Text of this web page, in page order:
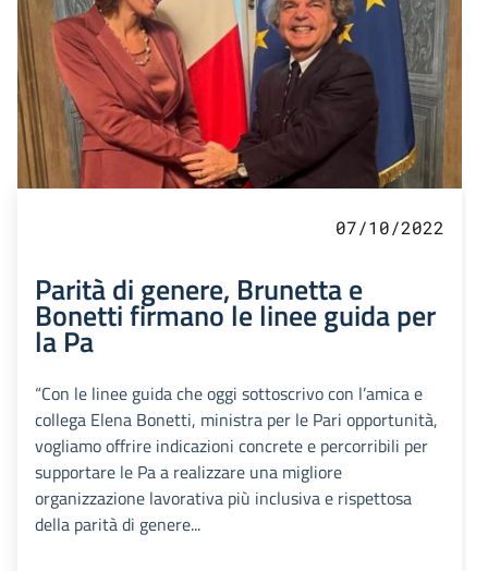
07/10/2022
Parità di genere, Brunetta e
Bonetti firmano le linee guida per
la Pa
“Con le linee guida che oggi sottoscrivo con l’amica e
collega Elena Bonetti, ministra per le Pari opportunità,
vogliamo offrire indicazioni concrete e percorribili per
supportare le Pa a realizzare una migliore
organizzazione lavorativa più inclusiva e rispettosa
della parità di genere...